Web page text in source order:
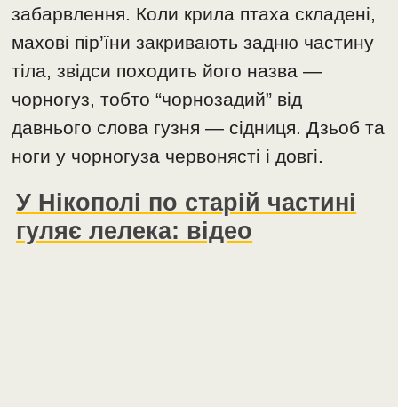
забарвлення. Коли крила птаха складені,
махові пір’їни закривають задню частину
тіла, звідси походить його назва —
чорногуз, тобто “чорнозадий” від
давнього слова гузня — сідниця. Дзьоб та
ноги у чорногуза червонясті і довгі.
У Нікополі по старій частині
гуляє лелека: відео